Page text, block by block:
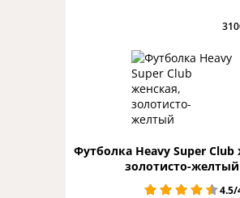
Футболка Heavy Super Club
золотисто-желтый
4.5/